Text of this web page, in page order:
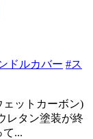
ドルカバー #ス
ェットカーボン)
レタン塗装が終
...